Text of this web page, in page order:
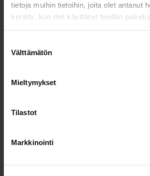
tietoja muihin tietoihin, joita olet antanut
kerätty, kun olet käyttänyt heidän
valinta
Välttämätön
Mieltymykset
Tilastot
Markkinointi
TERVE JA HYVÄ TYÖELÄMÄ
Työmarkkinakeskusjärjestöt: